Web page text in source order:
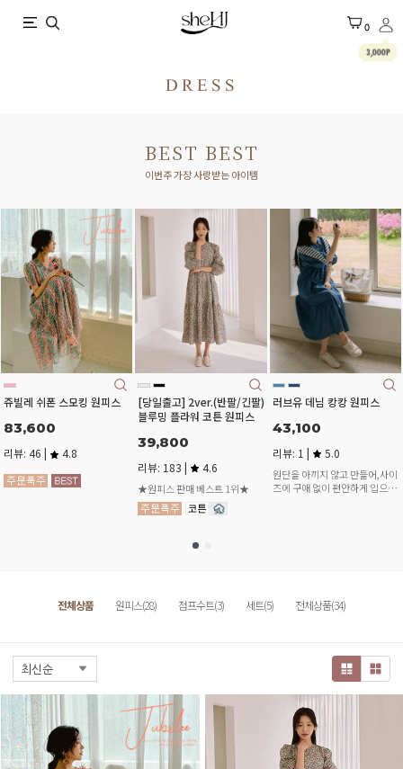
X 0
3,000P
DRESS
BEST BEST
이번주 가장 사랑받는 아이템
쥬빌레 쉬폰 스모킹 원피스
83,600
리뷰: 46 | 4.8
[당일출고] 2ver.(반팔/긴팔)
블루밍 플라워 코튼 원피스
39,800
리뷰: 183 | 4.6
★원피스 판매 베스트 1위★
러브유 데님 캉캉 원피스
43,100
리뷰: 1 | 5.0
원단을 아끼지 않고 만들어,사이
즈에 구애 없이 편안하게 입으세
전체상품 원피스(28) 점프수트(3) 세트(5) 전체상품(34)